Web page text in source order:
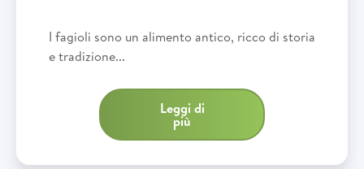
I fagioli sono un alimento antico, ricco di storia
e tradizione...
Leggi di
più